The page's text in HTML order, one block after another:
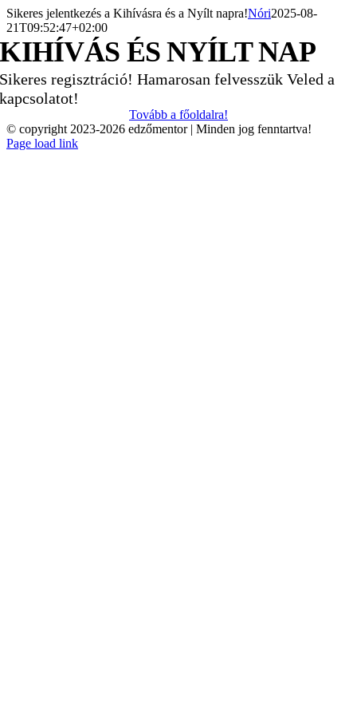
Kihagyás
Sikeres jelentkezés a Kihívásra és a Nyílt napra!Nóri2025-08-
21T09:52:47+02:00
KIHÍVÁS ÉS NYÍLT NAP
Sikeres regisztráció! Hamarosan felvesszük Veled a
kapcsolatot!
Tovább a főoldalra!
© copyright 2023-2026 edzőmentor | Minden jog fenntartva!
Page load link